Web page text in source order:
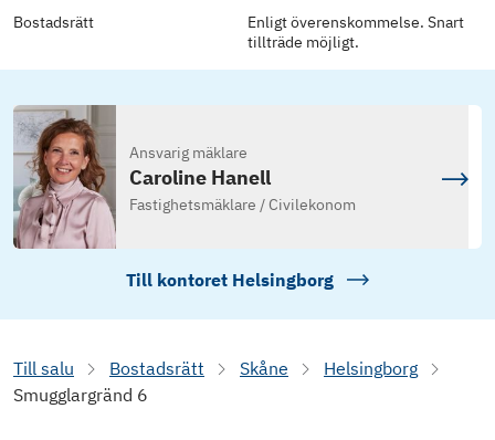
Bostadsrätt
Enligt överenskommelse. Snart
tillträde möjligt.
Ansvarig mäklare
Caroline Hanell
Fastighetsmäklare / Civilekonom
Till kontoret Helsingborg
Till salu Bostadsrätt Skåne
Helsingborg
Smugglargränd 6